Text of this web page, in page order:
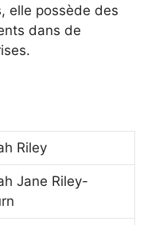
elle possède des
dans de
Riley
Jane Riley-